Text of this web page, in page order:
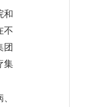
和
不
团
集